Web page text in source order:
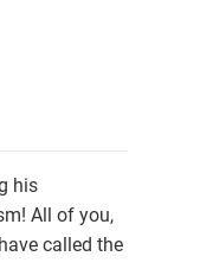
his
All of you,
called the